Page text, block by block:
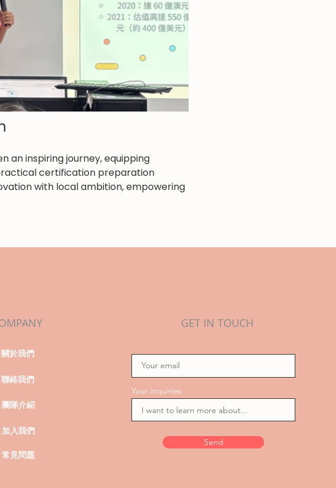
an inspiring journey, equipping
certification preparation
with local ambition, empowering
關於我們
聯絡我們
團隊介紹
加入我們
常見問題
GET IN TOUCH
Your inquiries
Send